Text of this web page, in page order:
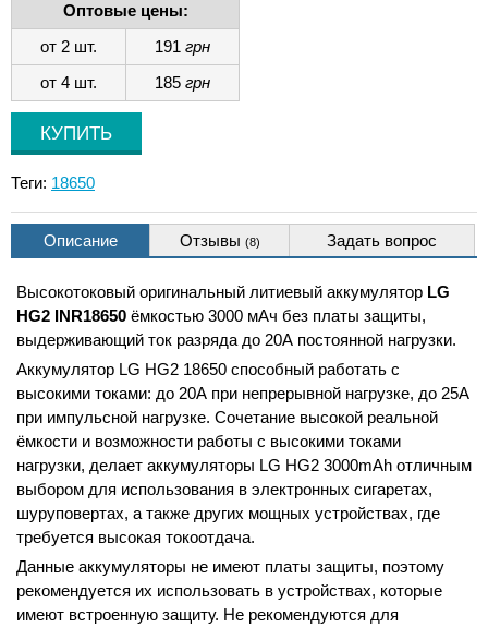
Оптовые цены:
от 2 шт.
191 грн
от 4 шт.
185 грн
Теги: 18650
Описание Отзывы (8) Задать вопрос
Высокотоковый оригинальный литиевый аккумулятор LG
HG2 INR18650 ёмкостью 3000 мАч без платы защиты,
выдерживающий ток разряда до 20А постоянной нагрузки.
Аккумулятор LG HG2 18650 способный работать с
высокими токами: до 20А при непрерывной нагрузке, до 25А
при импульсной нагрузке. Сочетание высокой реальной
ёмкости и возможности работы с высокими токами
нагрузки, делает аккумуляторы LG HG2 3000mAh отличным
выбором для использования в электронных сигаретах,
шуруповертах, а также других мощных устройствах, где
требуется высокая токоотдача.
Данные аккумуляторы не имеют платы защиты, поэтому
рекомендуется их использовать в устройствах, которые
имеют встроенную защиту. Не рекомендуются для